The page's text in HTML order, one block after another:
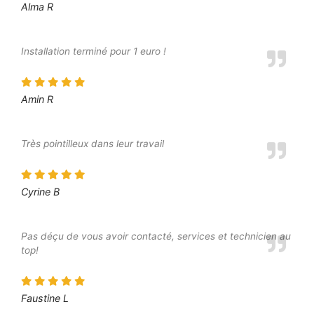
Alma R
Installation terminé pour 1 euro !
Amin R
Très pointilleux dans leur travail
Cyrine B
Pas déçu de vous avoir contacté, services et technicien au
top!
Faustine L